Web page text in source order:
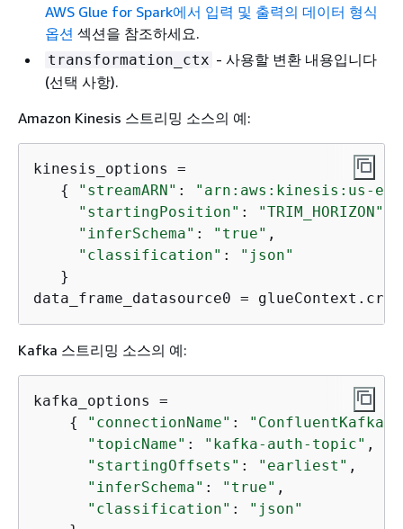
AWS Glue for Spark에서 입력 및 출력의 데이터 형식
옵션 섹션을 참조하세요.
transformation_ctx - 사용할 변환 내용입니다
(선택 사항).
Amazon Kinesis 스트리밍 소스의 예:
kinesis_options =
{
"streamARN" :
"arn:aws:kinesis:us-
"startingPosition" : "TRIM_HORIZON"
"inferSchema" : "true" ,
"classification" :
"json"
   }
data_frame_datasource0 =
Kafka 스트리밍 소스의 예:
kafka_options =
{
"connectionName" : "ConfluentKafka"
"topicName" : "kafka-auth-topic" ,
"startingOffsets" : "earliest" ,
"inferSchema" : "true" ,
"classification" :
"json"